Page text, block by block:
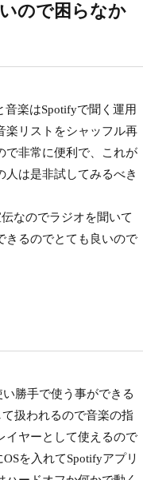
ので困らなか
楽はSpotifyで聞く運用
楽リストをシャッフル再
で非常に便利で、これが
は是非試してみるべき
なのでラジオを聞いて
きるのでとても良いので
勝手で使う事ができる
扱われるので音楽の指
イヤーとして使えるので
を入れてSpotifyアプリ